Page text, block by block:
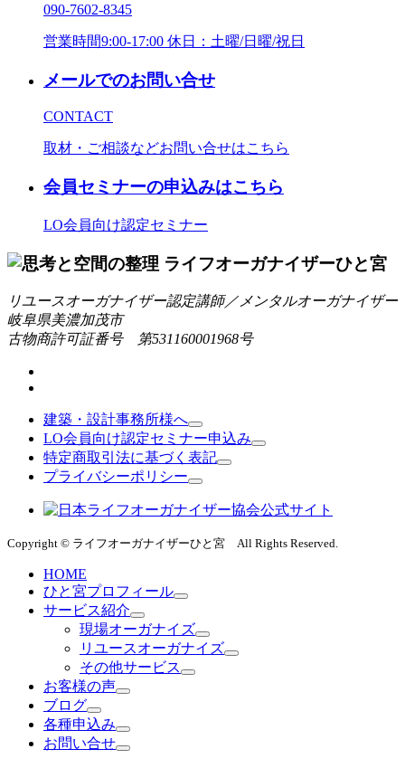
090-7602-8345
営業時間9:00-17:00 休日：土曜/日曜/祝日
メールでのお問い合せ
CONTACT
取材・ご相談などお問い合せはこちら
会員セミナーの申込みはこちら
LO会員向け認定セミナー
リユースオーガナイザー認定講師／メンタルオーガナイザー
岐阜県美濃加茂市
古物商許可証番号 第531160001968号
建築・設計事務所様へ
LO会員向け認定セミナー申込み
特定商取引法に基づく表記
プライバシーポリシー
Copyright © ライフオーガナイザーひと宮 All Rights Reserved.
HOME
ひと宮プロフィール
サービス紹介
現場オーガナイズ
リユースオーガナイズ
その他サービス
お客様の声
ブログ
各種申込み
お問い合せ